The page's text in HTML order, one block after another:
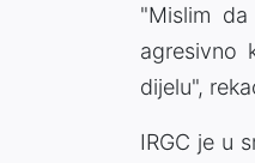
"Mislim
agresivno
dijelu",
IRGC je u